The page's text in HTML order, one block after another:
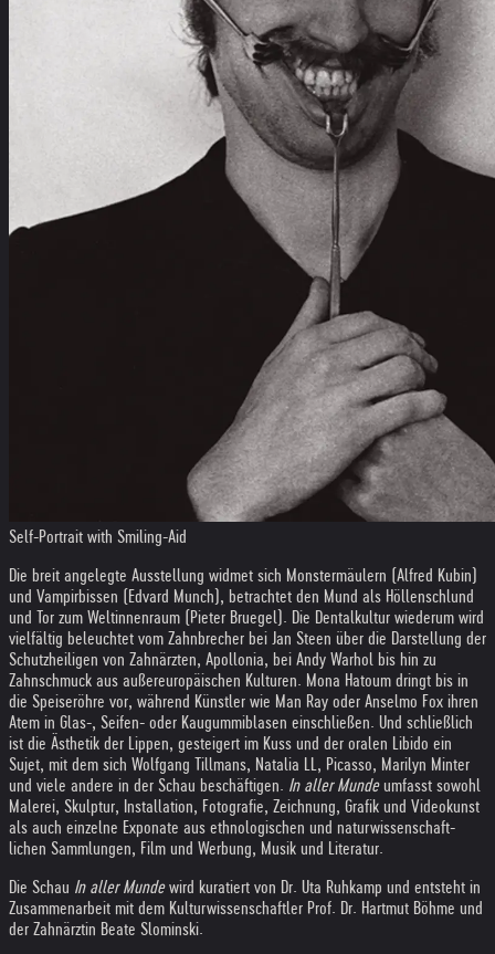
Self-Portrait with Smiling-Aid
Die breit angelegte Ausstellung widmet sich Monstermäulern (Alfred Kubin)
und Vampirbissen (Edvard Munch), betrachtet den Mund als Höllenschlund
und Tor zum Weltinnenraum (Pieter Bruegel). Die Dentalkultur wiederum wird
vielfältig beleuchtet vom Zahnbrecher bei Jan Steen über die Darstellung der
Schutzheiligen von Zahnärzten, Apollonia, bei Andy Warhol bis hin zu
Zahnschmuck aus außereuropäischen Kulturen. Mona Hatoum dringt bis in
die Speiseröhre vor, während Künstler wie Man Ray oder Anselmo Fox ihren
Atem in Glas-, Seifen- oder Kaugummiblasen einschließen. Und schließlich
ist die Ästhetik der Lippen, gesteigert im Kuss und der oralen Libido ein
Sujet, mit dem sich Wolfgang Tillmans, Natalia LL, Picasso, Marilyn Minter
und viele andere in der Schau beschäftigen. In aller Mundeumfasst sowohl
Malerei, Skulptur, Installation, Fotografie, Zeichnung, Grafik und Videokunst
als auch einzelne Exponate aus ethnologischen und naturwissen­schaft­
lichen Sammlungen, Film und Werbung, Musik und Literatur.
Die Schau In aller Mundewird kuratiert von Dr. Uta Ruhkamp und entsteht in
Zusammenarbeit mit dem Kulturwissenschaftler Prof. Dr. Hartmut Böhme und
der Zahnärztin Beate Slominski.